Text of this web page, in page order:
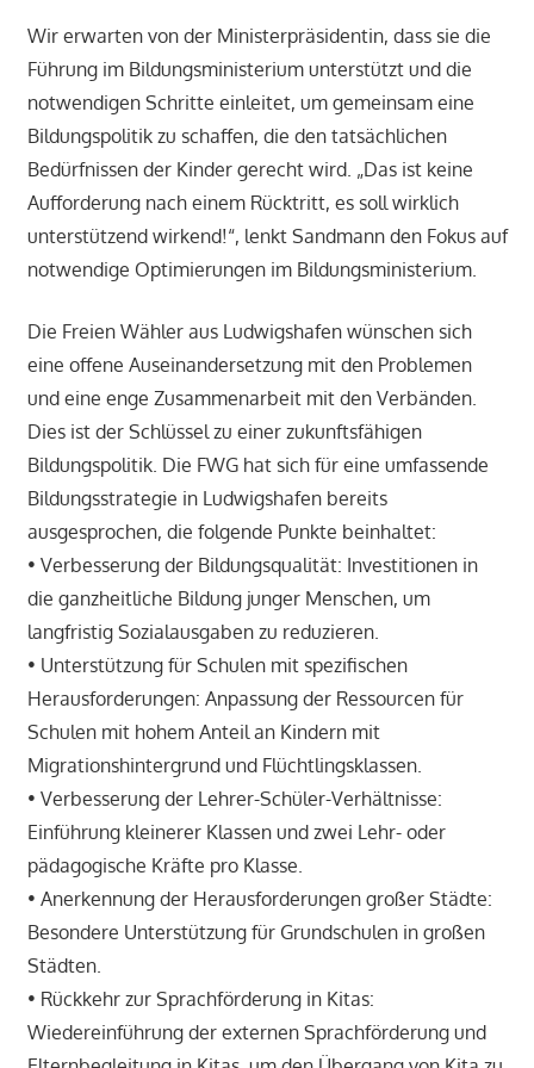
Wir erwarten von der Ministerpräsidentin, dass sie die
Führung im Bildungsministerium unterstützt und die
notwendigen Schritte einleitet, um gemeinsam eine
Bildungspolitik zu schaffen, die den tatsächlichen
Bedürfnissen der Kinder gerecht wird. „Das ist keine
Aufforderung nach einem Rücktritt, es soll wirklich
unterstützend wirkend!“, lenkt Sandmann den Fokus auf
notwendige Optimierungen im Bildungsministerium.
Die Freien Wähler aus Ludwigshafen wünschen sich
eine offene Auseinandersetzung mit den Problemen
und eine enge Zusammenarbeit mit den Verbänden.
Dies ist der Schlüssel zu einer zukunftsfähigen
Bildungspolitik. Die FWG hat sich für eine umfassende
Bildungsstrategie in Ludwigshafen bereits
ausgesprochen, die folgende Punkte beinhaltet:
• Verbesserung der Bildungsqualität: Investitionen in
die ganzheitliche Bildung junger Menschen, um
langfristig Sozialausgaben zu reduzieren.
• Unterstützung für Schulen mit spezifischen
Herausforderungen: Anpassung der Ressourcen für
Schulen mit hohem Anteil an Kindern mit
Migrationshintergrund und Flüchtlingsklassen.
• Verbesserung der Lehrer-Schüler-Verhältnisse:
Einführung kleinerer Klassen und zwei Lehr- oder
pädagogische Kräfte pro Klasse.
• Anerkennung der Herausforderungen großer Städte:
Besondere Unterstützung für Grundschulen in großen
Städten.
• Rückkehr zur Sprachförderung in Kitas:
Wiedereinführung der externen Sprachförderung und